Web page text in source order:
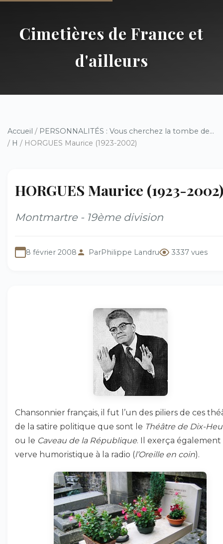
Cimetières de France et
d'ailleurs
Accueil / PERSONNALITÉS : Vous cherchez la tombe de...
/ H / HORGUES Maurice (1923-2002)
HORGUES Maurice (1923-2002)
Montmartre - 19ème division
8 février 2008 ParPhilippe Landru 3337 vues
Chansonnier français, il fut l’un des piliers de ces
de la satire politique que sont le Théâtre de Dix-
ou le Caveau de la République. Il exerça également
verve humoristique à la radio (l’Oreille en coin).